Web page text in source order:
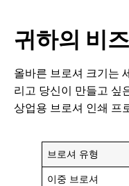
귀하의 비
올바른 브로셔 크기는
리고 당신이 만들고 싶
상업용 브로셔 인쇄 프
브로셔 유형
이중 브로셔